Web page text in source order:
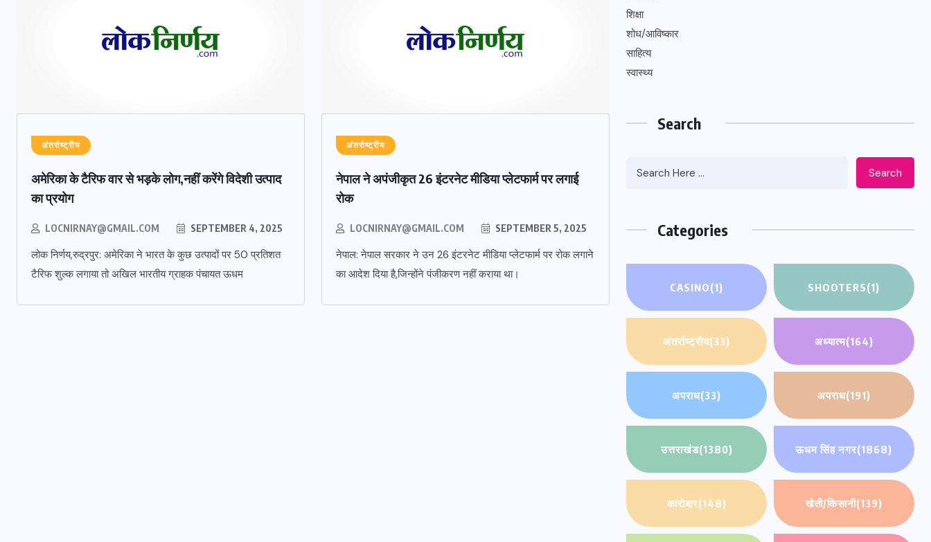
अंतर्राष्ट्रीय
अमेरिका के टैरिफ वार से भड़के लोग,नहीं करेंगे विदेशी उत्पाद
का प्रयोग
LOCNIRNAY@GMAIL.COM SEPTEMBER 4, 2025
लोक निर्णय,रुद्रपुर: अमेरिका ने भारत के कुछ उत्पादों पर 50 प्रतिशत
टैरिफ शुल्क लगाया तो अखिल भारतीय ग्राहक पंचायत ऊधम
अंतर्राष्ट्रीय
नेपाल ने अपंजीकृत 26 इंटरनेट मीडिया प्लेटफार्म पर लगाई
रोक
LOCNIRNAY@GMAIL.COM SEPTEMBER 5, 2025
नेपाल: नेपाल सरकार ने उन 26 इंटरनेट मीडिया प्लेटफार्म पर रोक लगाने
का आदेश दिया है,जिन्होंने पंजीकरण नहीं कराया था।
शिक्षा
शोध/आविष्कार
साहित्य
स्वास्थ्य
Search
Search
Categories
CASINO(1) SHOOTERS(1)
अंतर्राष्ट्रीय(33) अध्यात्म(164)
अपराध(33) अपराध(191)
उत्तराखंड(1380) ऊधम सिंह नगर(1868)
कारोबार(148) खेती/किसानी(139)